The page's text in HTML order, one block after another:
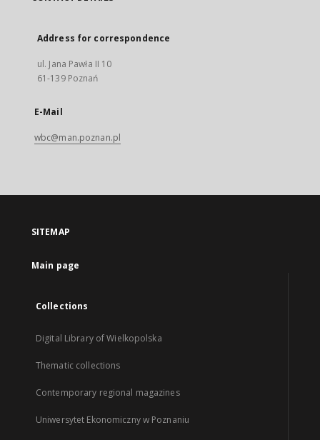
Address for correspondence
ul. Jana Pawła II 10
61-139 Poznań
E-Mail
wbc@man.poznan.pl
SITEMAP
Main page
Collections
Digital Library of Wielkopolska
Thematic collections
Contemporary regional magazines
Uniwersytet Ekonomiczny w Poznaniu